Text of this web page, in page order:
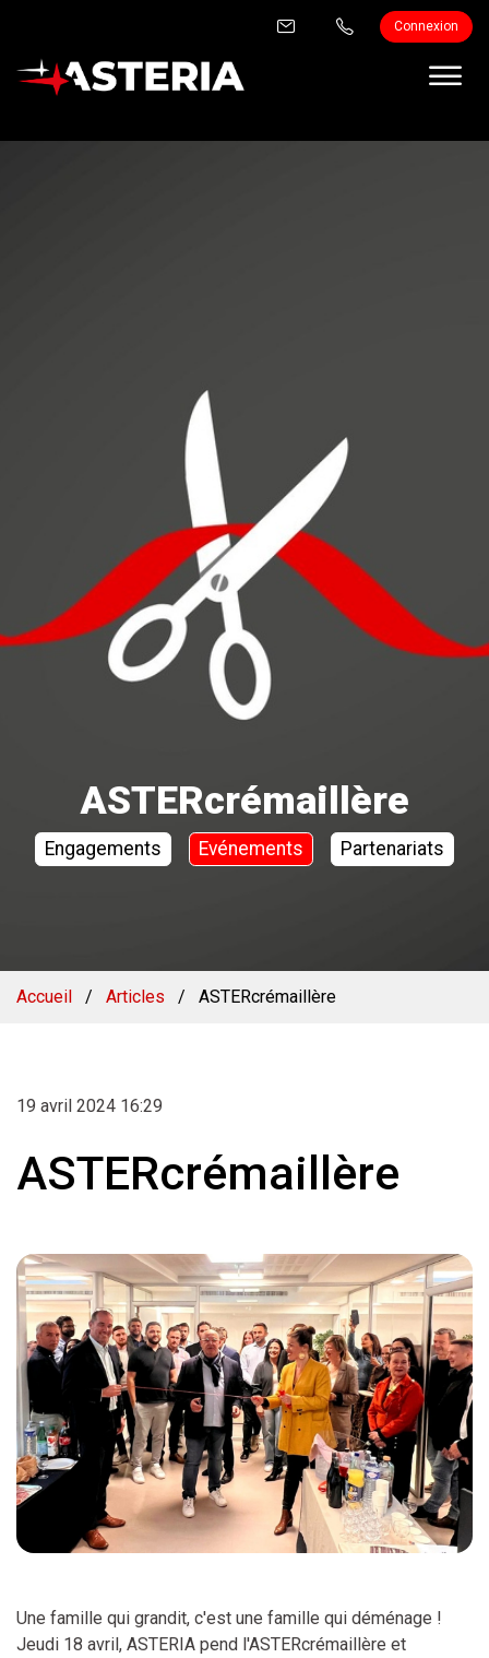
Connexion
ASTERcrémaillère
Engagements Evénements Partenariats
Accueil / Articles / ASTERcrémaillère
19 avril 2024 16:29
ASTERcrémaillère
Une famille qui grandit, c'est une famille qui déménage !
Jeudi 18 avril, ASTERIA pend l'ASTERcrémaillère et